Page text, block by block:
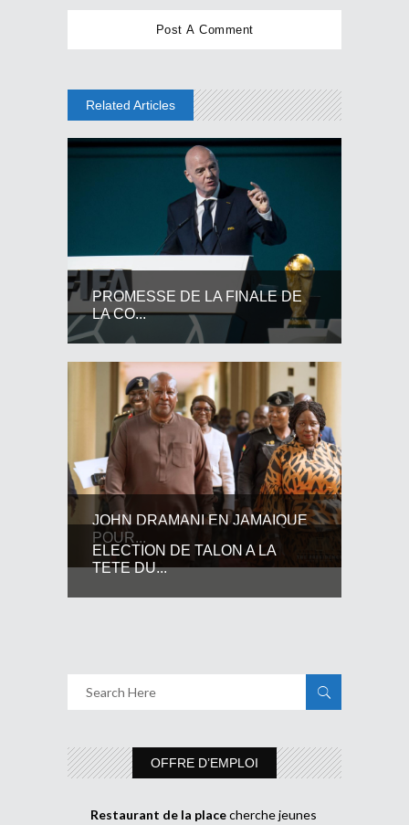
Related Articles
PROMESSE DE LA FINALE DE
LA CO...
JOHN DRAMANI EN JAMAIQUE
POUR...
ELECTION DE TALON A LA
TETE DU...
OFFRE D’EMPLOI
Restaurant de la placecherche jeunes